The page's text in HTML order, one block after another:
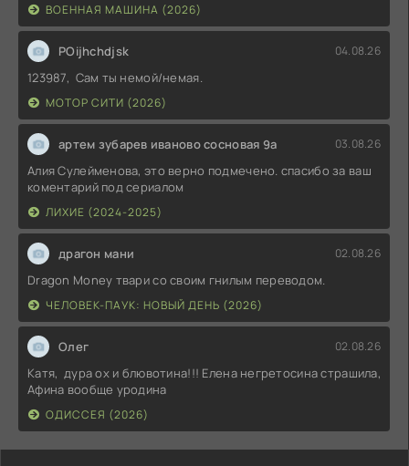
ВОЕННАЯ МАШИНА (2026)
POijhchdjsk 04.08.26
123987, Сам ты немой/немая.
МОТОР СИТИ (2026)
артем зубарев иваново сосновая 9а 03.08.26
Алия Сулейменова, это верно подмечено. спасибо за ваш
коментарий под сериалом
ЛИХИЕ (2024-2025)
драгон мани 02.08.26
Dragon Money твари со своим гнилым переводом.
ЧЕЛОВЕК-ПАУК: НОВЫЙ ДЕНЬ (2026)
Олег 02.08.26
Катя, дура ох и блювотина!!! Елена негретосина страшила,
Афина вообще уродина
ОДИССЕЯ (2026)